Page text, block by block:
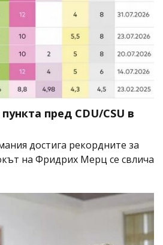
пред CDU/CSU в
достига рекордните за
на Фридрих Мерц се свлича